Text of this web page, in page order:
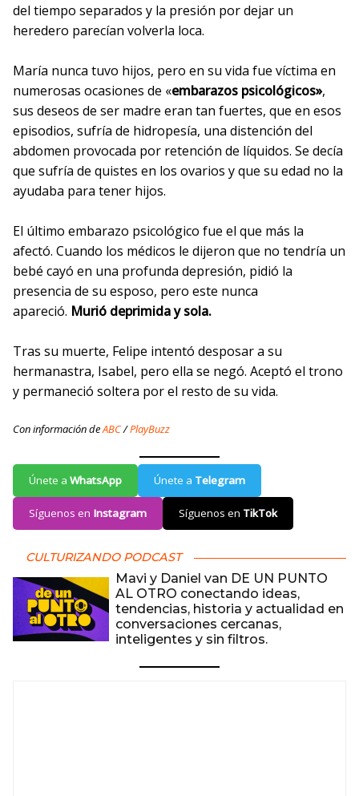
del tiempo separados y la presión por dejar un
heredero parecían volverla loca.
María nunca tuvo hijos, pero en su vida fue víctima en
numerosas ocasiones de «embarazos psicológicos»,
sus deseos de ser madre eran tan fuertes, que en esos
episodios, sufría de hidropesía, una distención del
abdomen provocada por retención de líquidos. Se decía
que sufría de quistes en los ovarios y que su edad no la
ayudaba para tener hijos.
El último embarazo psicológico fue el que más la
afectó. Cuando los médicos le dijeron que no tendría un
bebé cayó en una profunda depresión, pidió la
presencia de su esposo, pero este nunca
apareció. Murió deprimida y sola.
Tras su muerte, Felipe intentó desposar a su
hermanastra, Isabel, pero ella se negó. Aceptó el trono
y permaneció soltera por el resto de su vida.
Con información deABC/PlayBuzz
Únete a WhatsApp Únete a Telegram
Síguenos en Instagram Síguenos en TikTok
CULTURIZANDO PODCAST
Mavi y Daniel van DE UN PUNTO
AL OTRO conectando ideas,
tendencias, historia y actualidad en
conversaciones cercanas,
inteligentes y sin filtros.